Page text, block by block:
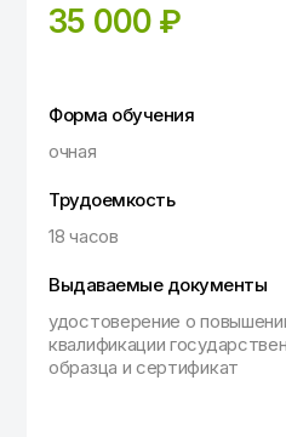
Форма обучения
35 000 ₽
очная
Трудоемкость
18 часов
Выдаваемые документы
удостоверение о
квалификации
образца и сертификат